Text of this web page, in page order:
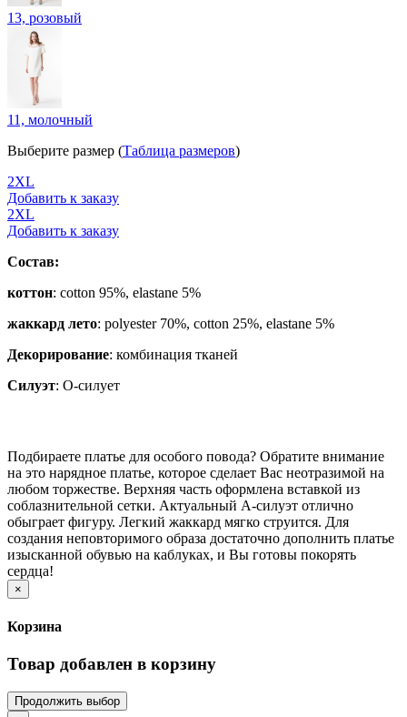
13, розовый
11, молочный
Выберите размер (Таблица размеров)
2XL
Добавить к заказу
2XL
Добавить к заказу
Состав:
коттон: cotton 95%, elastane 5%
жаккард лето: polyester 70%, cotton 25%, elastane 5%
Декорирование: комбинация тканей
Силуэт: О-силует
Подбираете платье для особого повода? Обратите внимание
на это нарядное платье, которое сделает Вас неотразимой на
любом торжестве. Верхняя часть оформлена вставкой из
соблазнительной сетки. Актуальный А-силуэт отлично
обыграет фигуру. Легкий жаккард мягко струится. Для
создания неповторимого образа достаточно дополнить платье
изысканной обувью на каблуках, и Вы готовы покорять
сердца!
×
Корзина
Товар добавлен в корзину
Продолжить выбор